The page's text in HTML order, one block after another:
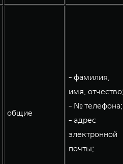
общие
- фамилия,
имя,
- № телефона;
- адрес
электронной
почты;